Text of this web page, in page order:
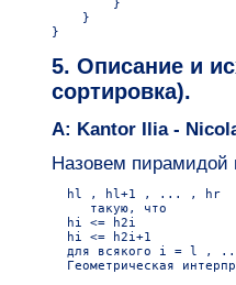
        }
    }
5. Описание и
сортировка).
A: Kantor Ilia -
Hазовем пирамидой
  hl , hl+1 , ... , hr
     такую, что
  hi <= h2i
  hi <= h2i+1
для всякого i = l ,
Геометрическая